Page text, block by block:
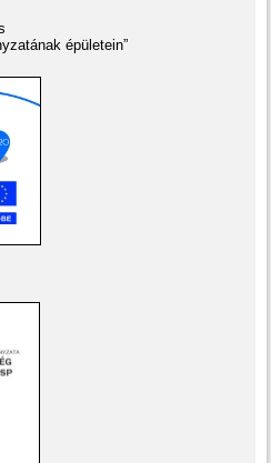
épületein”